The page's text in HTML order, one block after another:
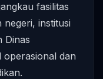
fasilitas
negeri, institusi
Dinas
operasional dan